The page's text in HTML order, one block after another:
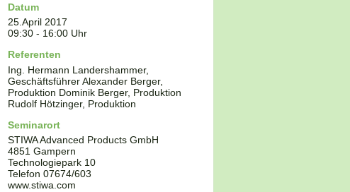
Datum
25.April 2017
09:30 - 16:00 Uhr
Referenten
Ing. Hermann Landershammer,
Geschäftsführer Alexander Berger,
Produktion Dominik Berger, Produktion
Rudolf Hötzinger, Produktion
Seminarort
STIWA Advanced Products GmbH
4851 Gampern
Technologiepark 10
Telefon07674/603
www.stiwa.com